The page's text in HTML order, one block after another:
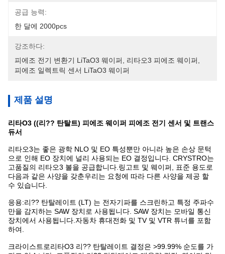
공급 능력:
한 달에 2000pcs
강조하다:
피에조 전기 변환기 LiTaO3 웨이퍼
리타오3 피에조 웨이퍼
피에조 일렉트릭 센서 LiTaO3 웨이퍼
제품 설명
리타O3 ((리?? 탄탈트) 피에조 웨이퍼 피에조 전기 센서 및 트랜스
듀서
리타오3는 좋은 광학 NLO 및 EO 특성뿐만 아니라 높은 손상 문턱
으로 인해 EO 장치에 널리 사용되는 EO 결정입니다. CRYSTRO는
고품질의 리타오3 볼을 공급합니다.링고트 및 웨이퍼, 표준 용도로
다음과 같은 사양을 갖춘우리는 요청에 따라 다른 사양을 제공 할
수 있습니다.
응용:리?? 탄탈레이트 (LT) 는 전자기파를 스크린하고 특정 주파수
만을 감지하는 SAW 장치로 사용됩니다. SAW 장치는 모바일 통신
장치에서 사용됩니다.자동차 휴대전화 및 TV 및 VTR 튜너를 포함
하여.
크라이스트로리타O3 리?? 탄탈레이트 결정은 >99.99% 순도를 가